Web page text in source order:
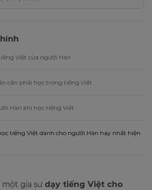
Việt của người Hàn
cần phải học trong tiếng Việt
Hàn khi học tiếng Việt
tiếng Việt dành cho người Hàn hay nhất hiện
gia sư dạy tiếng Việt cho